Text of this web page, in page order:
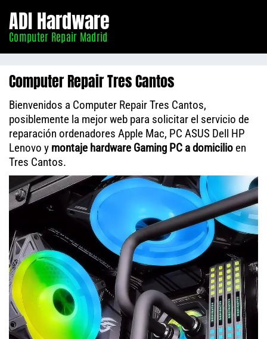
Madrid
ADI Hardware
Computer Repair Madrid
Computer Repair Tres Cantos
Bienvenidos a Computer Repair Tres Cantos,
posiblemente la mejor web para solicitar el servicio de
reparación ordenadores Apple Mac, PC ASUS Dell HP
Lenovo y montaje hardware Gaming PC a domicilio en
Tres Cantos.